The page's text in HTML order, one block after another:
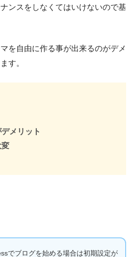
ンスをしなくてはいけないので基
を自由に作る事が出来るのがデメ
す。
メリット
変
でブログを始める場合は初期設定が